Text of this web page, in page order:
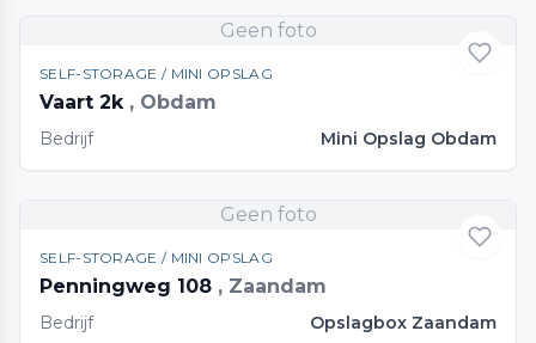
Geen foto
SELF-STORAGE / MINI OPSLAG
Vaart 2k , Obdam
Bedrijf Mini Opslag Obdam
Geen foto
SELF-STORAGE / MINI OPSLAG
Penningweg 108 , Zaandam
Bedrijf Opslagbox Zaandam